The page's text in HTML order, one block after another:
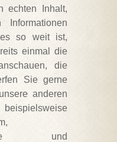
echten Inhalt,
so weit ist,
einmal die
die
Sie gerne
anderen
und